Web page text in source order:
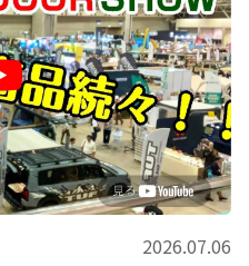
2026.07.06